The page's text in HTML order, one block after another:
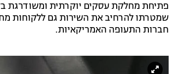
פתיחת מחלקת עסקים יוקרתית ומשודרגת
שמטרתו להרחיב את השירות גם ללקוחות
חברות התעופה האמריקאיות.